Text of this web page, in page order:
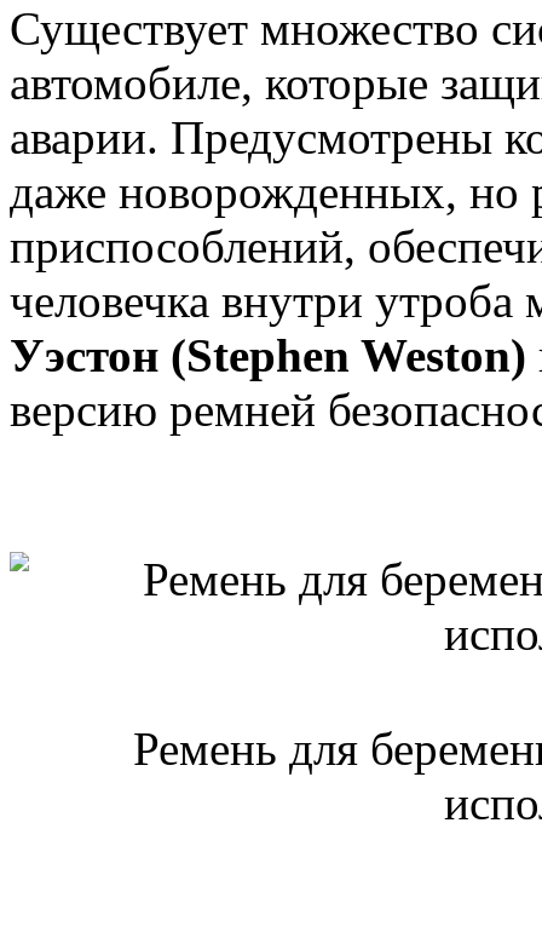
Существует множество
автомобиле, которые
аварии. Предусмотрены
даже новорожденных, но
приспособлений,
человечка внутри утроба
Уэстон (Stephen Weston)
версию ремней
Ремень для